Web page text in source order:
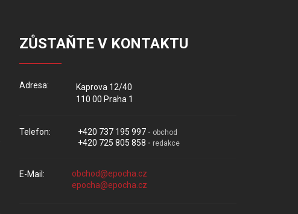
ZŮSTAŇTE V KONTAKTU
Adresa:
Kaprova 12/40
110 00 Praha 1
Telefon: +420 737 195 997 - obchod
+420 725 805 858 - redakce
E-Mail: